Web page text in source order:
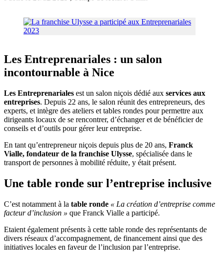
Les Entreprenariales : un salon
incontournable à Nice
Les Entreprenariales est un salon niçois dédié aux services aux
entreprises. Depuis 22 ans, le salon réunit des entrepreneurs, des
experts, et intègre des ateliers et tables rondes pour permettre aux
dirigeants locaux de se rencontrer, d’échanger et de bénéficier de
conseils et d’outils pour gérer leur entreprise.
En tant qu’entrepreneur niçois depuis plus de 20 ans, Franck
Vialle, fondateur de la franchise Ulysse, spécialisée dans le
transport de personnes à mobilité réduite, y était présent.
Une table ronde sur l’entreprise inclusive
C’est notamment à la table ronde « La création d’entreprise comme
facteur d’inclusion » que Franck Vialle a participé.
Etaient également présents à cette table ronde des représentants de
divers réseaux d’accompagnement, de financement ainsi que des
initiatives locales en faveur de l’inclusion par l’entreprise.